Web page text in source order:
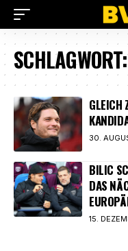
SCHLAGWORT:
GLEICH
30.
BILIC
DAS
15.